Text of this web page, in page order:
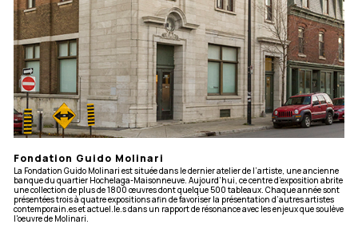
Fondation Guido Molinari
La Fondation Guido Molinari est située dans le dernier atelier de l’artiste, une ancienne
banque du quartier Hochelaga-Maisonneuve. Aujourd’hui, ce centre d’exposition abrite
une collection de plus de 1800 œuvres dont quelque 500 tableaux. Chaque année sont
présentées trois à quatre expositions afin de favoriser la présentation d’autres artistes
contemporain.es et actuel.le.s dans un rapport de résonance avec les enjeux que soulève
l'oeuvre de Molinari.